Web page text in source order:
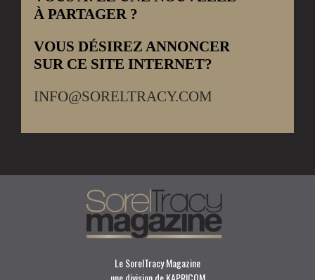
À PARTAGER ?
VOUS DÉSIREZ ANNONCER
SUR CE SITE INTERNET?
INFO@SORELTRACY.COM
Le SorelTracy Magazine